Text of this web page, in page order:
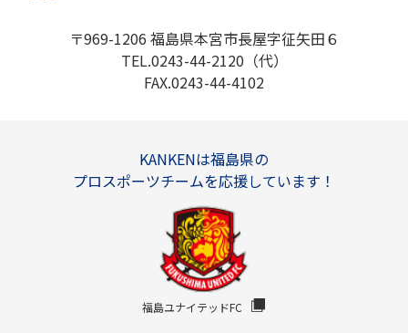
〒969-1206 福島県本宮市長屋字征矢田６
TEL.0243-44-2120（代）
FAX.0243-44-4102
KANKENは福島県の
プロスポーツチームを応援しています！
福島ユナイテッドFC